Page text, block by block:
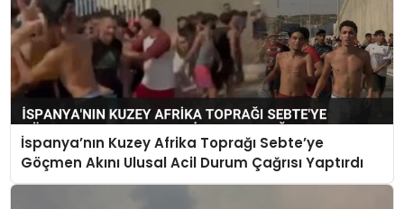
İspanya’nın Kuzey Afrika Toprağı Sebte’ye
Göçmen Akını Ulusal Acil Durum Çağrısı Yaptırdı